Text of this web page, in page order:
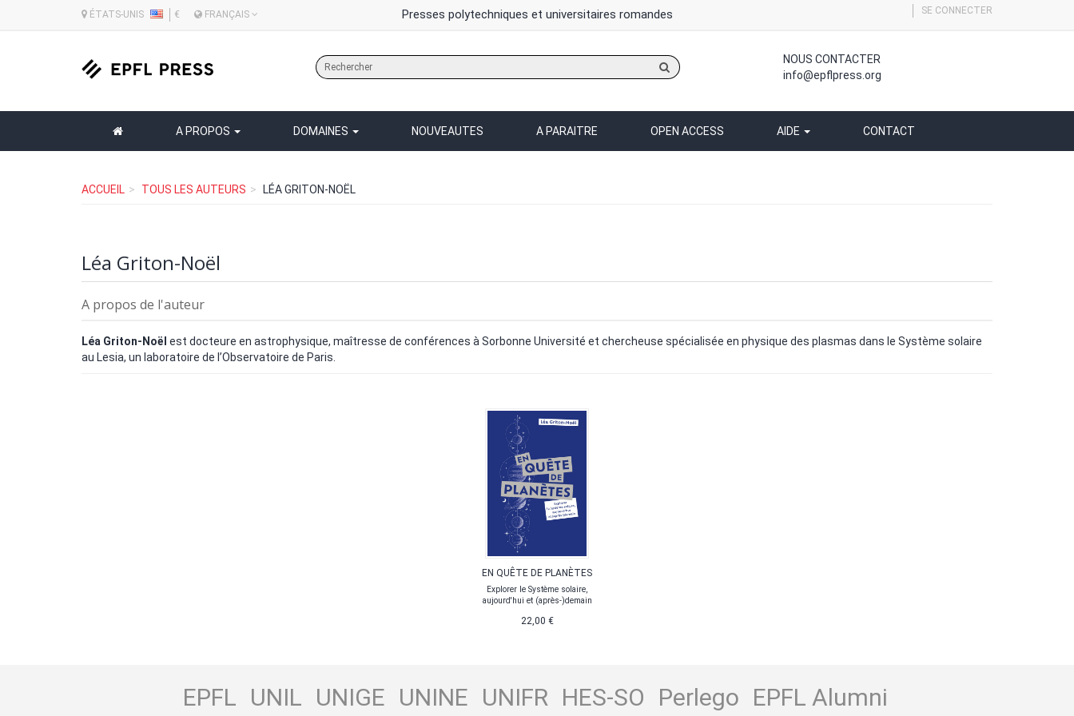
ÉTATS-UNIS € FRANÇAIS Presses polytechniques et universitaires romandes SE CONNECTER
sur
site
NOUS CONTACTER
info@epflpress.org
A PROPOS DOMAINES NOUVEAUTES A PARAITRE OPEN ACCESS AIDE CONTACT
ACCUEIL TOUS LES AUTEURS LÉA GRITON-NOËL
Léa Griton-Noël
A propos de l'auteur
Léa Griton-Noël est docteure en astrophysique, maîtresse de conférences à Sorbonne Université et chercheuse spécialisée en physique des plasmas dans le Système solaire
au Lesia, un laboratoire de l’Observatoire de Paris.
EN QUÊTE DE PLANÈTES
Explorer le Système solaire,
aujourd'hui et (après-)demain
22,00 €
EPFL UNIL UNIGE UNINE UNIFR HES-SO Perlego EPFL Alumni